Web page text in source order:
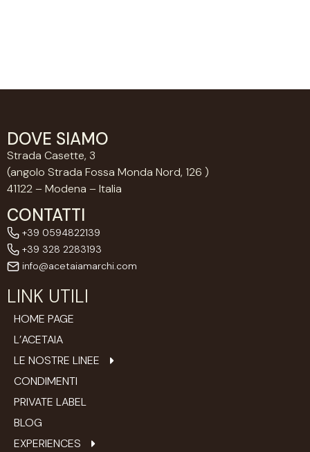
DOVE SIAMO
Strada Casette, 3
(angolo Strada Fossa Monda Nord, 126 )
41122 – Modena – Italia
CONTATTI
+39 0594822139
+39 328 2283193
info@acetaiamarchi.com
LINK UTILI
HOME PAGE
L’ACETAIA
LE NOSTRE LINEE
CONDIMENTI
PRIVATE LABEL
BLOG
EXPERIENCES